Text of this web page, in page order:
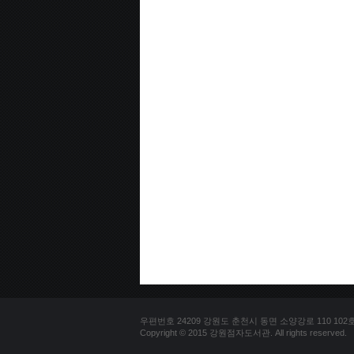
우편번호 24209 강원도 춘천시 동면 소양강로 110 102
Copyright © 2015 강원점자도서관. All rights reserved.